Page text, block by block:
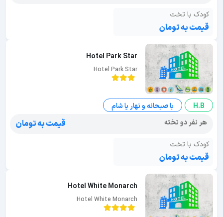
کودک با تخت
قیمت به تومان
Hotel Park Star
Hotel Park Star
H.B
با صبحانه و نهار یا شام
هر نفر دو تخته
قیمت به تومان
کودک با تخت
قیمت به تومان
Hotel White Monarch
Hotel White Monarch